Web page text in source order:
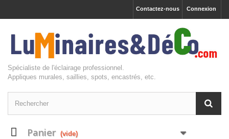
Connexion
Contactez-nous
Spécialiste de l'éclairage professionnel.
Appliques murales, saillies, spots, encastrés, etc.
Panier (vide)